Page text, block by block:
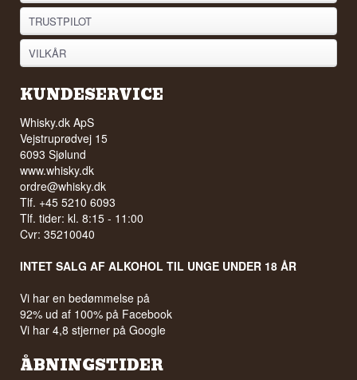
TRUSTPILOT
VILKÅR
KUNDESERVICE
Whisky.dk ApS
Vejstruprødvej 15
6093 Sjølund
www.whisky.dk
ordre@whisky.dk
Tlf. +45 5210 6093
Tlf. tider: kl. 8:15 - 11:00
Cvr: 35210040
INTET SALG AF ALKOHOL TIL UNGE UNDER 18 ÅR
Vi har en bedømmelse på
92% ud af 100% på Facebook
Vi har 4,8 stjerner på Google
ÅBNINGSTIDER